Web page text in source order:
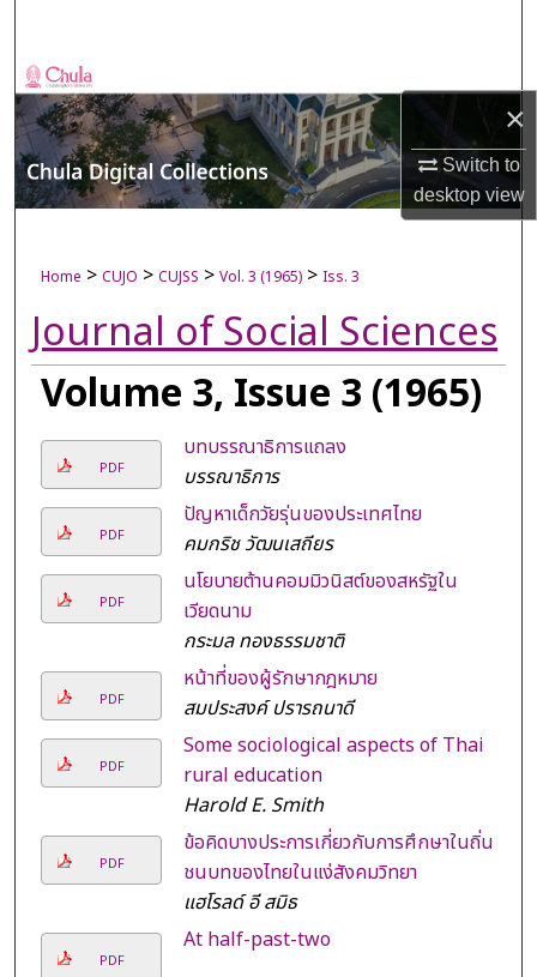
×
Switch to
desktopview
Browse Collections
My Account
About
Digital Commons Network™
Home > CUJO > CUJSS > Vol. 3 (1965) > Iss. 3
Journal of Social Sciences
Volume 3, Issue 3 (1965)
PDF
บทบรรณาธิการแถลง
บรรณาธิการ
PDF
ปัญหาเด็กวัยรุ่นของประเทศไทย
คมกริช วัฒนเสถียร
PDF
นโยบายต้านคอมมิวนิสต์ของสหรัฐใน
เวียดนาม
กระมล ทองธรรมชาติ
PDF
หน้าที่ของผู้รักษากฎหมาย
สมประสงค์ ปรารถนาดี
PDF
Some sociological aspects of Thai
rural education
Harold E. Smith
PDF
ข้อคิดบางประการเกี่ยวกับการศึกษาในถิ่น
ชนบทของไทยในแง่สังคมวิทยา
แฮโรลด์ อี สมิธ
PDF
At half-past-two